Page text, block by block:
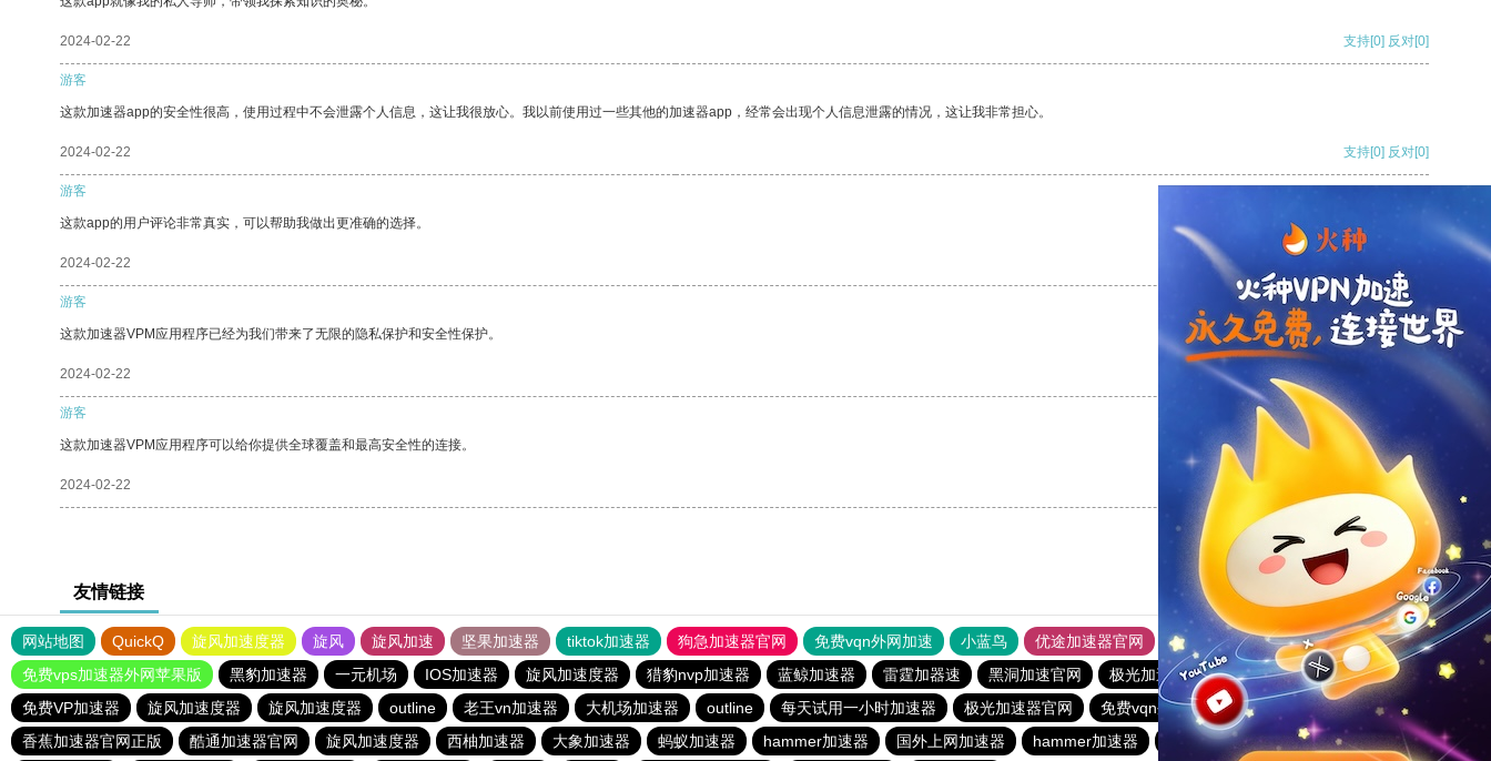
2024-02-22 支持[0] 反对[0]
游客
这款加速器app的安全性很高，使用过程中不会泄露个人信息，这让我很放心。我以前使用过一些其他的加速器app，经常会出现个人信息泄露的情况，这让我非常担心。
2024-02-22 支持[0] 反对[0]
游客
这款app的用户评论非常真实，可以帮助我做出更准确的选择。
2024-02-22
游客
这款加速器VPM应用程序已经为我们带来了无限的隐私保护和安全性保护。
2024-02-22 反对
游客
这款加速器VPM应用程序可以给你提供全球覆盖和最高安全性的连接。
2024-02-22 反对[0]
友情链接
网站地图 QuickQ 旋风加速度器 旋风 旋风加速 坚果加速器 tiktok加速器 狗急加速器官网 免费vqn外网加速 小蓝鸟 优途加速器官网 风驰加速器 旋风加速器
八戒看书
免费vps加速器外网苹果版
黑豹加速器 一元机场 IOS加速器 旋风加速度器 猎豹nvp加速器 蓝鲸加速器 雷霆加器速 黑洞加速官网 极光加速器
雷霆每天免费2小时
免费VP加速器
旋风加速度器 旋风加速度器 outline 老王vn加速器 大机场加速器 outline 每天试用一小时加速器 极光加速器官网 免费vqn外网
蚂蚁vp加速器官网
香蕉加速器官网正版
酷通加速器官网 旋风加速度器 西柚加速器 大象加速器 蚂蚁加速器 hammer加速器 国外上网加速器 hammer加速器 黑洞加速 闪电猫加速器 酷通加速器